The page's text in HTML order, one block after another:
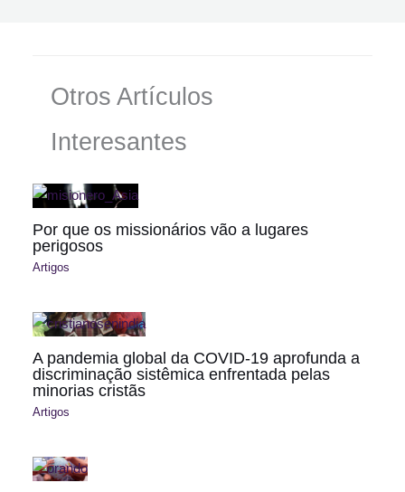
Otros Artículos
Interesantes
Por que os missionários vão a lugares
perigosos
Artigos
A pandemia global da COVID-19 aprofunda a
discriminação sistêmica enfrentada pelas
minorias cristãs
Artigos